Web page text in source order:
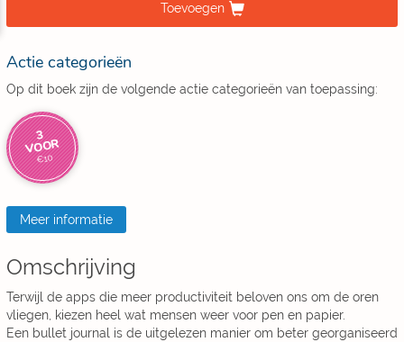
Toevoegen
Actie categorieën
Op dit boek zijn de volgende actie categorieën van toepassing:
3
VOOR
€10
Meer informatie
Omschrijving
Terwijl de apps die meer productiviteit beloven ons om de oren
vliegen, kiezen heel wat mensen weer voor pen en papier.
Een bullet journal is de uitgelezen manier om beter georganiseerd